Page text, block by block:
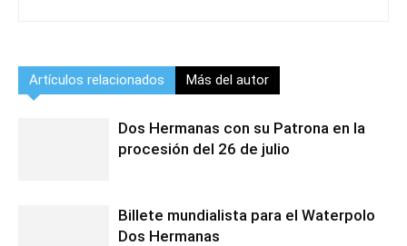
Artículos relacionados Más del autor
Dos Hermanas con su Patrona en la
procesión del 26 de julio
Billete mundialista para el Waterpolo
Dos Hermanas